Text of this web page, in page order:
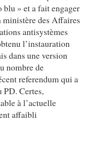
blu » et a fait engager
ministère des Affaires
antisystèmes
l’instauration
dans une version
nombre de
referendum qui a
PD. Certes,
à l’actuelle
affaibli